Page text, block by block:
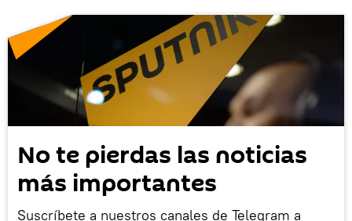
No te pierdas las noticias
más importantes
Suscríbete a nuestros canales de Telegram a